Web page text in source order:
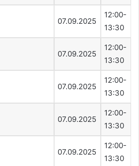
07.09.2025
12:00-
13:30
07.09.2025
12:00-
13:30
07.09.2025
12:00-
13:30
07.09.2025
12:00-
13:30
07.09.2025
12:00-
13:30